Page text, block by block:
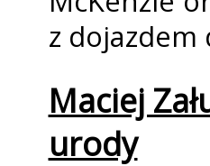
z dojazdem
Maciej
urody